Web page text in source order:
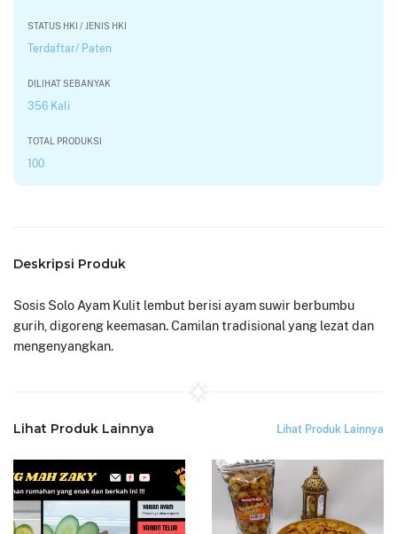
STATUS HKI / JENIS HKI
Terdaftar/ Paten
DILIHAT SEBANYAK
356 Kali
TOTAL PRODUKSI
100
Deskripsi Produk
Sosis Solo Ayam Kulit lembut berisi ayam suwir berbumbu
gurih, digoreng keemasan. Camilan tradisional yang lezat dan
mengenyangkan.
Lihat Produk Lainnya Lihat Produk Lainnya